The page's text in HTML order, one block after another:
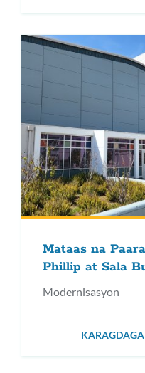
Mataas na
Phillip at Sala
Modernisasyon